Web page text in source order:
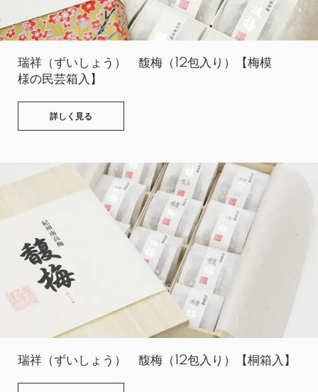
瑞祥（ずいしょう） 馥梅（12包入り）【梅模
様の民芸箱入】
詳しく見る
瑞祥（ずいしょう） 馥梅（12包入り）【桐箱入】